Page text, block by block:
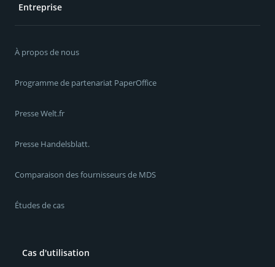
Entreprise
À propos de nous
Programme de partenariat PaperOffice
Presse Welt.fr
Presse Handelsblatt.
Comparaison des fournisseurs de MDS
Études de cas
Cas d'utilisation